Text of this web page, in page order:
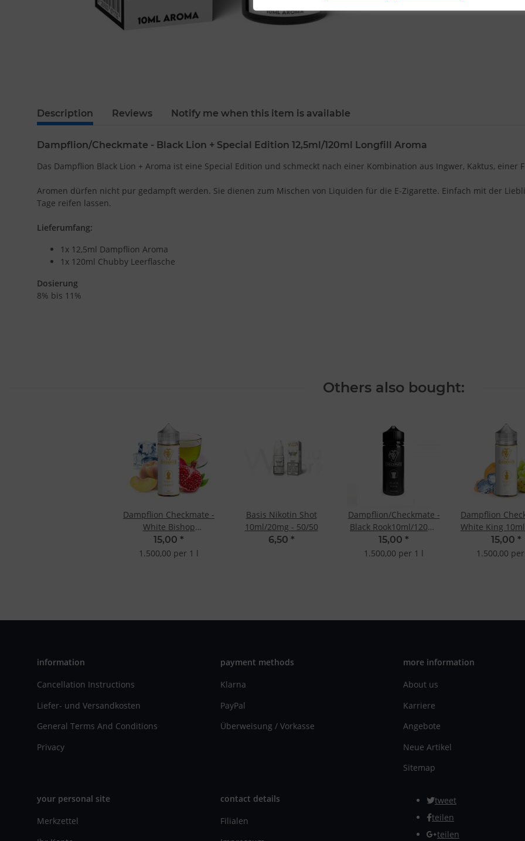
Description Reviews Notify me when this item is available
Dampflion/Checkmate - Black Lion + Special Edition 12,5ml/120ml Longfill Aroma
Das Dampflion Black Lion + Aroma ist eine Special Edition und schmeckt nach einer Kombination aus Ingwer, Kaktus,
Aromen dürfen nicht pur gedampft werden. Sie dienen zum Mischen von Liquiden für die E-Zigarette. Einfach mit der
Tage reifen lassen.
Lieferumfang:
1x 12,5ml Dampflion Aroma
1x 120ml Chubby Leerflasche
Dosierung
8% bis 11%
Others also bought:
Dampflion Checkmate -
White Bishop
10ml/120ml Longfill-
Aroma
15,00 *
1.500,00 per 1 l
Basis Nikotin Shot
10ml/20mg - 50/50
6,50 *
Dampflion/Checkmate -
Black Rook10ml/120ml
Longfill Aroma
15,00 *
1.500,00 per 1 l
Dampflion
White King
Longfill-
15,00 *
1.500,00
information
Cancellation Instructions
Liefer- und Versandkosten
General Terms And Conditions
Privacy
payment methods
Klarna
PayPal
Überweisung / Vorkasse
more information
About us
Karriere
Angebote
Neue Artikel
Sitemap
your personal site
Merkzettel
contact details
Filialen
tweet
teilen
teilen